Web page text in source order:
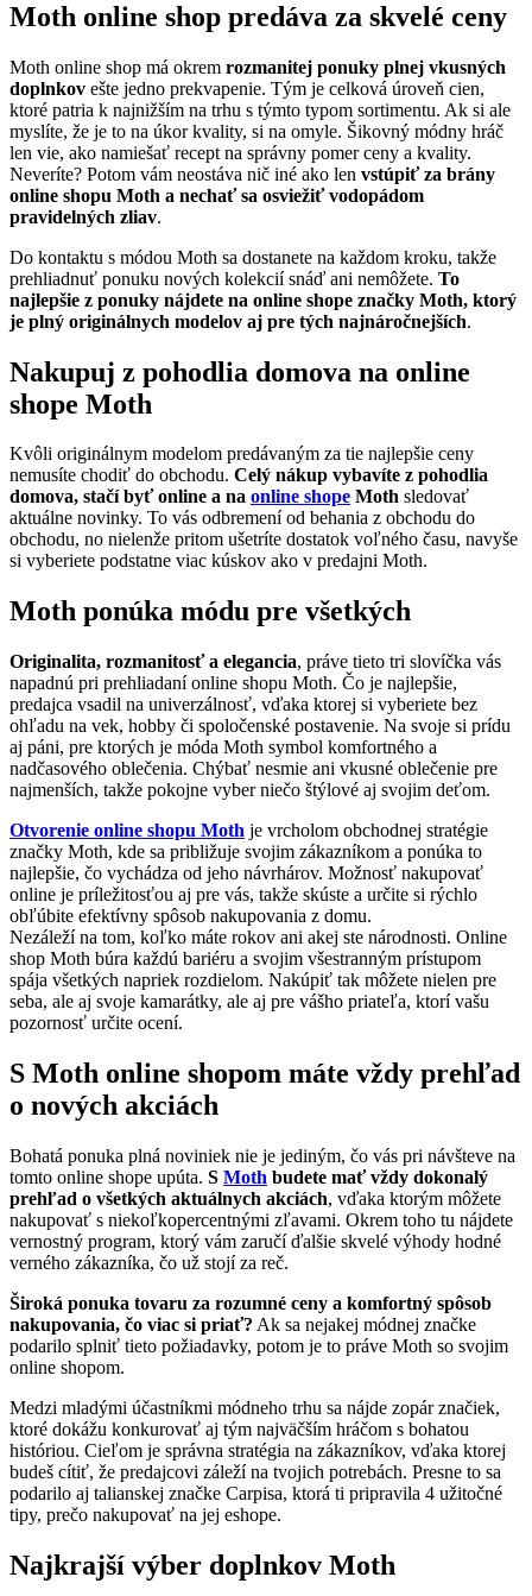
Moth online shop predáva za skvelé ceny
Moth online shop má okrem rozmanitej ponuky plnej vkusných
doplnkov ešte jedno prekvapenie. Tým je celková úroveň cien,
ktoré patria k najnižším na trhu s týmto typom sortimentu. Ak si ale
myslíte, že je to na úkor kvality, si na omyle. Šikovný módny hráč
len vie, ako namiešať recept na správny pomer ceny a kvality.
Neveríte? Potom vám neostáva nič iné ako len vstúpiť za brány
online shopu Moth a nechať sa osviežiť vodopádom
pravidelných zliav.
Do kontaktu s módou Moth sa dostanete na každom kroku, takže
prehliadnuť ponuku nových kolekcií snáď ani nemôžete. To
najlepšie z ponuky nájdete na online shope značky Moth, ktorý
je plný originálnych modelov aj pre tých najnáročnejších.
Nakupuj z pohodlia domova na online
shope Moth
Kvôli originálnym modelom predávaným za tie najlepšie ceny
nemusíte chodiť do obchodu. Celý nákup vybavíte z pohodlia
domova, stačí byť online a na online shope Moth sledovať
aktuálne novinky. To vás odbremení od behania z obchodu do
obchodu, no nielenže pritom ušetríte dostatok voľného času, navyše
si vyberiete podstatne viac kúskov ako v predajni Moth.
Moth ponúka módu pre všetkých
Originalita, rozmanitosť a elegancia, práve tieto tri slovíčka vás
napadnú pri prehliadaní online shopu Moth. Čo je najlepšie,
predajca vsadil na univerzálnosť, vďaka ktorej si vyberiete bez
ohľadu na vek, hobby či spoločenské postavenie. Na svoje si prídu
aj páni, pre ktorých je móda Moth symbol komfortného a
nadčasového oblečenia. Chýbať nesmie ani vkusné oblečenie pre
najmenších, takže pokojne vyber niečo štýlové aj svojim deťom.
Otvorenie online shopu Moth je vrcholom obchodnej stratégie
značky Moth, kde sa približuje svojim zákazníkom a ponúka to
najlepšie, čo vychádza od jeho návrhárov. Možnosť nakupovať
online je príležitosťou aj pre vás, takže skúste a určite si rýchlo
obľúbite efektívny spôsob nakupovania z domu.
Nezáleží na tom, koľko máte rokov ani akej ste národnosti. Online
shop Moth búra každú bariéru a svojim všestranným prístupom
spája všetkých napriek rozdielom. Nakúpiť tak môžete nielen pre
seba, ale aj svoje kamarátky, ale aj pre vášho priateľa, ktorí vašu
pozornosť určite ocení.
S Moth online shopom máte vždy prehľad
o nových akciách
Bohatá ponuka plná noviniek nie je jediným, čo vás pri návšteve na
tomto online shope upúta. S Moth budete mať vždy dokonalý
prehľad o všetkých aktuálnych akciách, vďaka ktorým môžete
nakupovať s niekoľkopercentnými zľavami. Okrem toho tu nájdete
vernostný program, ktorý vám zaručí ďalšie skvelé výhody hodné
verného zákazníka, čo už stojí za reč.
Široká ponuka tovaru za rozumné ceny a komfortný spôsob
nakupovania, čo viac si priať? Ak sa nejakej módnej značke
podarilo splniť tieto požiadavky, potom je to práve Moth so svojim
online shopom.
Medzi mladými účastníkmi módneho trhu sa nájde zopár značiek,
ktoré dokážu konkurovať aj tým najväčším hráčom s bohatou
históriou. Cieľom je správna stratégia na zákazníkov, vďaka ktorej
budeš cítiť, že predajcovi záleží na tvojich potrebách. Presne to sa
podarilo aj talianskej značke Carpisa, ktorá ti pripravila 4 užitočné
tipy, prečo nakupovať na jej eshope.
Najkrajší výber doplnkov Moth